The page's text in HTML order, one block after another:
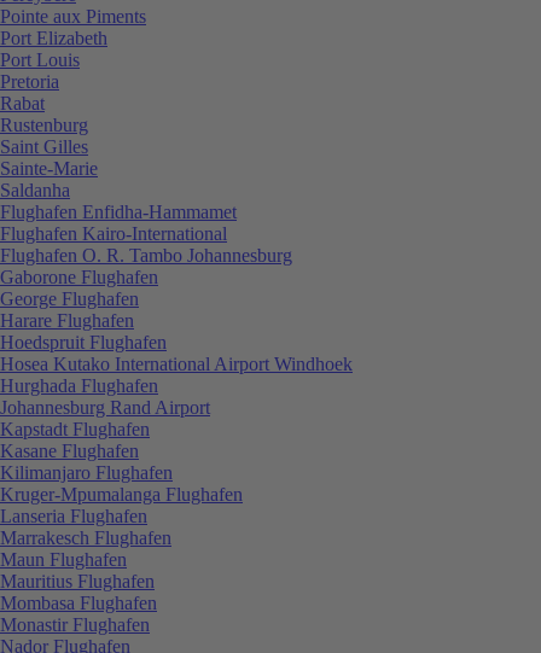
Pointe aux Piments
Port Elizabeth
Port Louis
Pretoria
Rabat
Rustenburg
Saint Gilles
Sainte-Marie
Saldanha
Flughafen Enfidha-Hammamet
Flughafen Kairo-International
Flughafen O. R. Tambo Johannesburg
Gaborone Flughafen
George Flughafen
Harare Flughafen
Hoedspruit Flughafen
Hosea Kutako International Airport Windhoek
Hurghada Flughafen
Johannesburg Rand Airport
Kapstadt Flughafen
Kasane Flughafen
Kilimanjaro Flughafen
Kruger-Mpumalanga Flughafen
Lanseria Flughafen
Marrakesch Flughafen
Maun Flughafen
Mauritius Flughafen
Mombasa Flughafen
Monastir Flughafen
Nador Flughafen